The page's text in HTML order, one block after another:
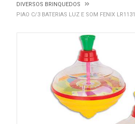
DIVERSOS BRINQUEDOS
PIAO C/3 BATERIAS LUZ E SOM FENIX LR1131